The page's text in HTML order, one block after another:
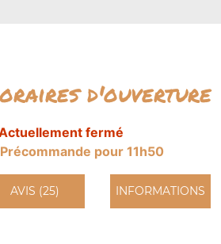
d'ouverture
fermé
pour 11h50
AVIS (25) INFORMATIONS